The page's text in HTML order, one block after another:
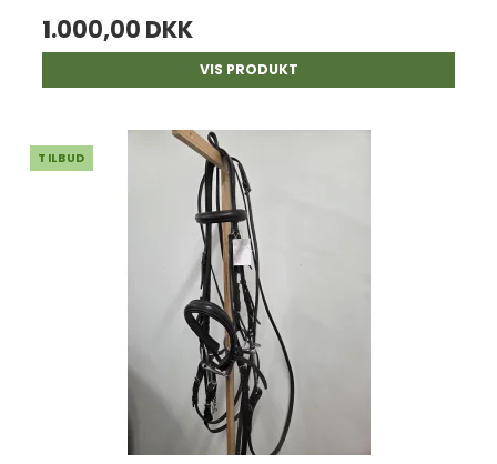
1.000,00 DKK
VIS PRODUKT
TILBUD